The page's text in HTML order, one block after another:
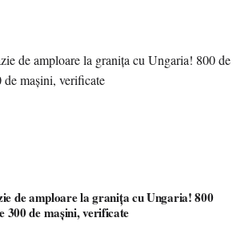
de amploare la granița cu Ungaria! 800
300 de mașini, verificate